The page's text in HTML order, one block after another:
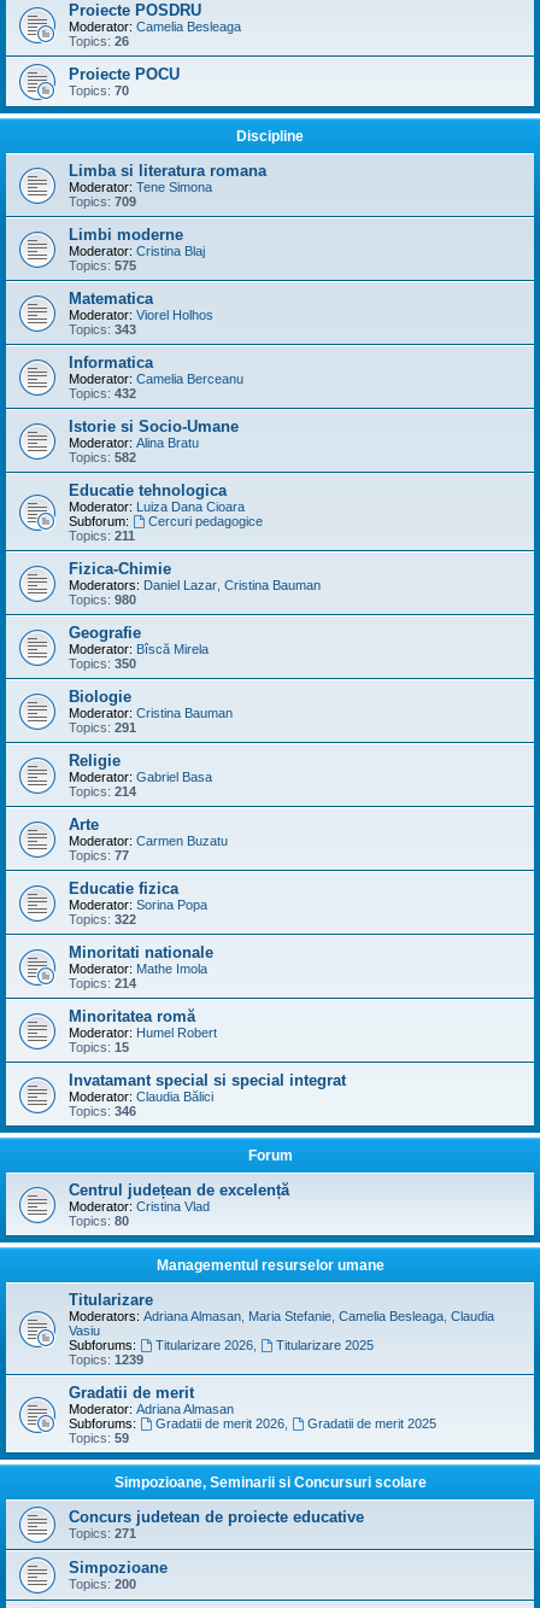
Proiecte POSDRU
Moderator: Camelia Besleaga
Topics: 26
Proiecte POCU
Topics: 70
Discipline
Limba si literatura romana
Moderator: Tene Simona
Topics: 709
Limbi moderne
Moderator: Cristina Blaj
Topics: 575
Matematica
Moderator: Viorel Holhos
Topics: 343
Informatica
Moderator: Camelia Berceanu
Topics: 432
Istorie si Socio-Umane
Moderator: Alina Bratu
Topics: 582
Educatie tehnologica
Moderator: Luiza Dana Cioara
Subforum:
Cercuri pedagogice
Topics: 211
Fizica-Chimie
Moderators: Daniel Lazar Cristina Bauman
Topics: 980
Geografie
Moderator: Bîscă Mirela
Topics: 350
Biologie
Moderator: Cristina Bauman
Topics: 291
Religie
Moderator: Gabriel Basa
Topics: 214
Arte
Moderator: Carmen Buzatu
Topics: 77
Educatie fizica
Moderator: Sorina Popa
Topics: 322
Minoritati nationale
Moderator: Mathe Imola
Topics: 214
Minoritatea romă
Moderator: Humel Robert
Topics: 15
Invatamant special si special integrat
Moderator: Claudia Bălici
Topics: 346
Forum
Centrul județean de excelență
Moderator: Cristina Vlad
Topics: 80
Managementul resurselor umane
Titularizare
Moderators: Adriana Almasan Maria Stefanie Camelia Besleaga Claudia
Vasiu
Subforums:
Titularizare 2026,
Titularizare 2025
Topics: 1239
Gradatii de merit
Moderator: Adriana Almasan
Subforums:
Gradatii de merit 2026,
Gradatii de merit 2025
Topics: 59
Simpozioane, Seminarii si Concursuri scolare
Concurs judetean de proiecte educative
Topics: 271
Simpozioane
Topics: 200